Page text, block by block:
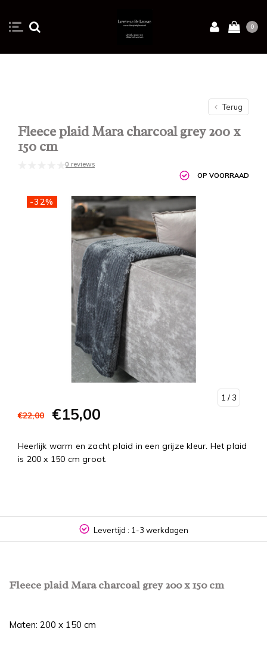
0
Terug
Fleece plaid Mara charcoal grey 200 x
150 cm
0 reviews
OP VOORRAAD
-32%
1 / 3
€22,00 €15,00
Heerlijk warm en zacht plaid in een grijze kleur. Het plaid
is 200 x 150 cm groot.
Levertijd : 1-3 werkdagen
Fleece plaid Mara charcoal grey 200 x 150 cm
Maten: 200 x 150 cm